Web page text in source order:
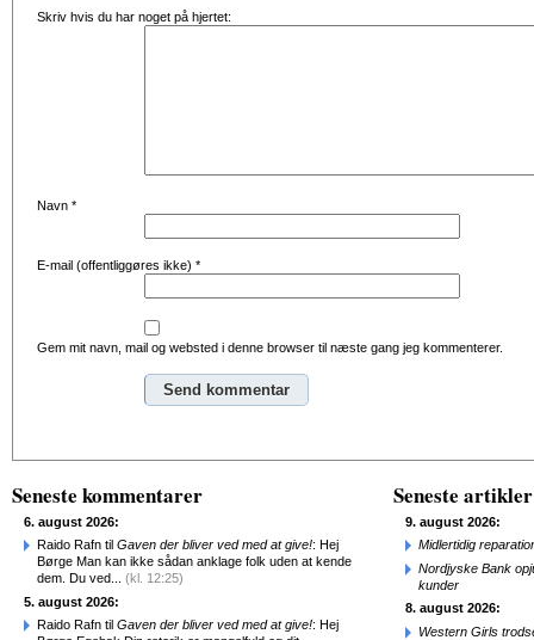
Skriv hvis du har noget på hjertet:
Navn *
E-mail (offentliggøres ikke) *
Gem mit navn, mail og websted i denne browser til næste gang jeg kommenterer.
Seneste kommentarer
6. august 2026:
Raido Rafn til Gaven der bliver ved med at give!: Hej
Børge Man kan ikke sådan anklage folk uden at kende
dem. Du ved... (kl. 12:25)
5. august 2026:
Raido Rafn til Gaven der bliver ved med at give!: Hej
Seneste artikler
9. august 2026:
Midlertidig
Nordjyske Bank
kunder
8. august 2026:
Western Girls